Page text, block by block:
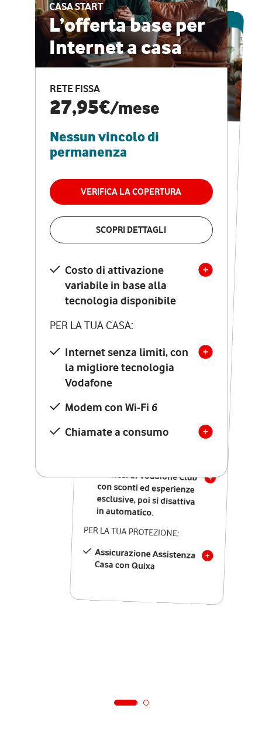
CASA START
L’offerta base per
Internet a casa
RETE FISSA
27,95€/mese
Nessun vincolo di
permanenza
VERIFICA LA COPERTURA
SCOPRI DETTAGLI
Costo di attivazione
variabile in base alla
tecnologia disponibile
PER LA TUA CASA:
Internet senza limiti, con
la migliore tecnologia
Vodafone
Modem con Wi-Fi 6
Chiamate a consumo
ESCLUSIVA ONLINE
CASA PRO
Internet veloce e
vantaggi speciali
RETE FISSA + VODAFONE CLUB
29,95€
permanenza
VERIFICA LA COPERTURA
Costo di attivazione
variabile in base alla
tecnologia disponibile
PER LA TUA CASA:
Internet senza limiti, con
la migliore tecnologia
Vodafone
Modem Seven con Wi-Fi 7
Chiamate illimitate verso
numeri fissi e mobili
nazionali
12 mesi di Vodafone Club
con sconti ed esperienze
esclusive, poi si disattiva
in automatico.
PER LA TUA PROTEZIONE:
Assicurazione Assistenza
Casa con Quixa